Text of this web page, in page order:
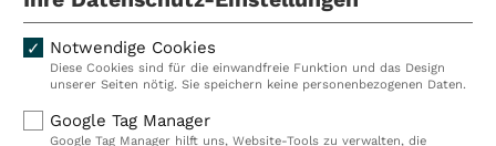
Kliniken
Ambulant
Reha
Notwendige Cookies
Diese Cookies sind für die einwandfreie Funktion und das Design
unserer Seiten nötig. Sie speichern keine personenbezogenen Daten.
Google Tag Manager
Google Tag Manager hilft uns, Website-Tools zu verwalten, die